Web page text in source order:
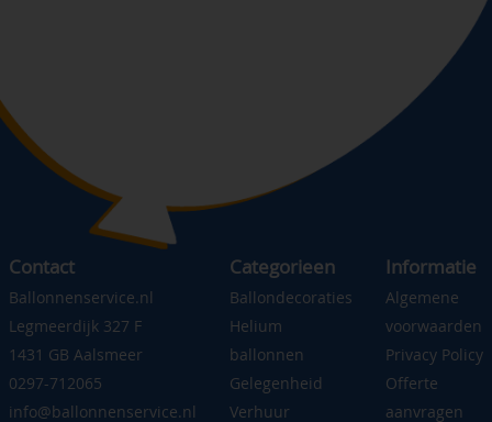
Contact
Ballonnenservice.nl
Legmeerdijk 327 F
1431 GB Aalsmeer
0297-712065
info@ballonnenservice.nl
Categorieen
Ballondecoraties
Helium
ballonnen
Gelegenheid
Verhuur
Informatie
Algemene
voorwaarden
Privacy Policy
Offerte
aanvragen